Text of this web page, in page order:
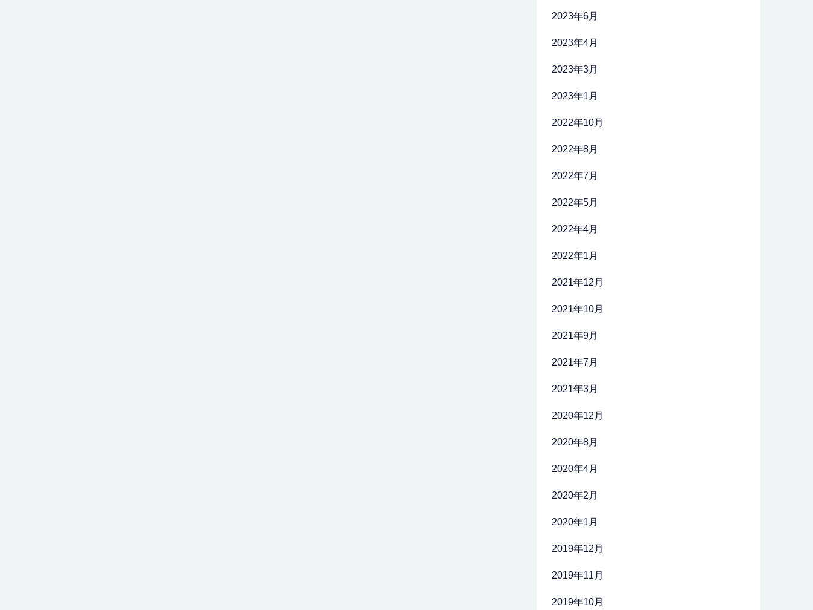
2023年6月
2023年4月
2023年3月
2023年1月
2022年10月
2022年8月
2022年7月
2022年5月
2022年4月
2022年1月
2021年12月
2021年10月
2021年9月
2021年7月
2021年3月
2020年12月
2020年8月
2020年4月
2020年2月
2020年1月
2019年12月
2019年11月
2019年10月